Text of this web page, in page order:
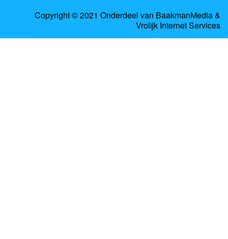
Copyright © 2021 Onderdeel van BaakmanMedia&
Vrolijk Internet Services